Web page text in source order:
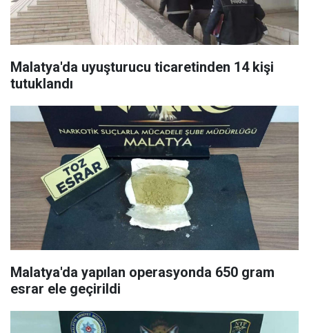
Malatya'da uyuşturucu ticaretinden 14 kişi
tutuklandı
Malatya'da yapılan operasyonda 650 gram
esrar ele geçirildi